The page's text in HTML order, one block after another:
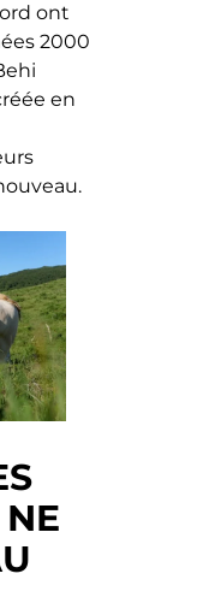
ont
2000
en